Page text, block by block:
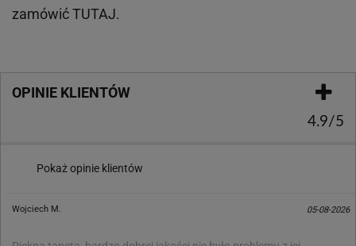
zamówićTUTAJ.
OPINIE KLIENTÓW
4.9/5
Pokaż opinie klientów
Wojciech M. 05-08-2026